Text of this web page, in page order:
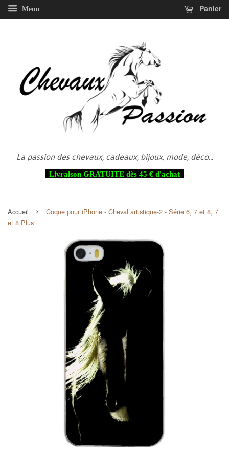
Menu Panier
La passion des chevaux, cadeaux, bijoux, mode, déco...
Livraison GRATUITE dès 45 € d'achat
Accueil ›
Coque pour iPhone - Cheval artistique-2 - Série 6, 7 et 8, 7
et 8 Plus